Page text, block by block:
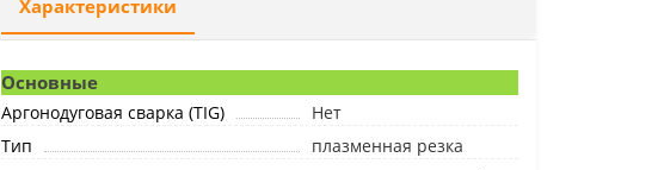
Характеристики
Основные
Аргонодуговая сварка (TIG)
Нет
Тип
плазменная резка